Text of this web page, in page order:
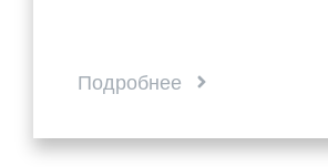
Подробнее